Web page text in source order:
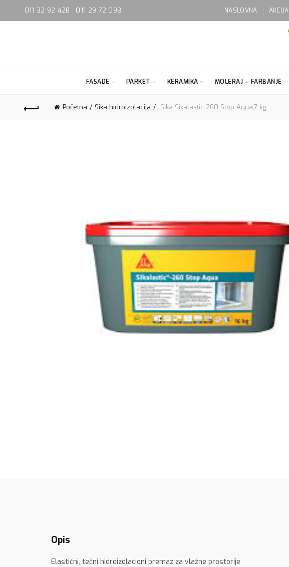
011 32 92 428 , 011 29 72 093 NASLOVNA AKCIJA
FASADE PARKET KERAMIKA MOLERAJ – FARBANJE
Početna Sika hidroizolacija Sika Sikalastic 260 Stop Aqua,7 kg
Opis
Elastični, tečni hidroizolacioni premaz za vlažne prostorije